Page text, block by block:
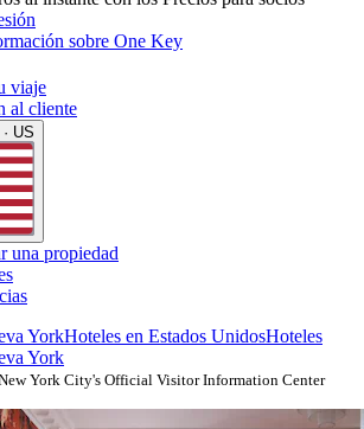
sobre One Key
viaje
al cliente
US
una propiedad
YorkHoteles en Estados UnidosHoteles
York
York City's Official Visitor Information Center